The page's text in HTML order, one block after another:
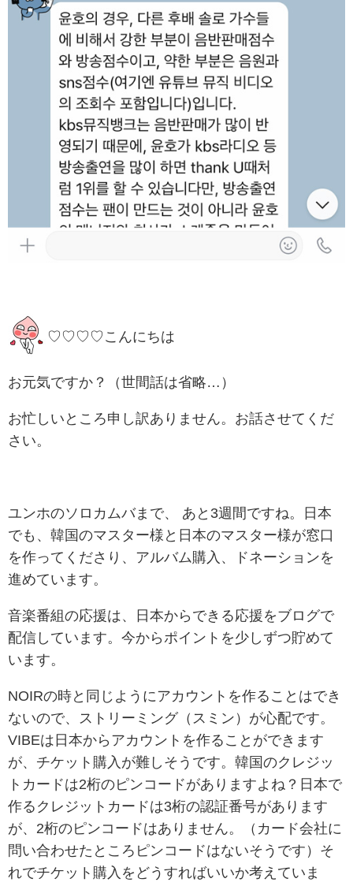
♡♡♡♡こんにちは
お元気ですか？（世間話は省略…）
お忙しいところ申し訳ありません。お話させてくだ
さい。
ユンホのソロカムバまで、 あと3週間ですね。日本
でも、韓国のマスター様と日本のマスター様が窓口
を作ってくださり、アルバム購入、ドネーションを
進めています。
音楽番組の応援は、日本からできる応援をブログで
配信しています。今からポイントを少しずつ貯めて
います。
NOIRの時と同じようにアカウントを作ることはでき
ないので、ストリーミング（スミン）が心配です。
VIBEは日本からアカウントを作ることができます
が、チケット購入が難しそうです。韓国のクレジッ
トカードは2桁のピンコードがありますよね？日本で
作るクレジットカードは3桁の認証番号があります
が、2桁のピンコードはありません。（カード会社に
問い合わせたところピンコードはないそうです）そ
れでチケット購入をどうすればいいか考えていま